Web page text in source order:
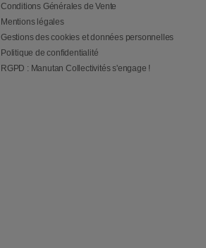
Conditions Générales de Vente
Mentions légales
Gestions des cookies et données personnelles
Politique de confidentialité
RGPD : Manutan Collectivités s'engage !